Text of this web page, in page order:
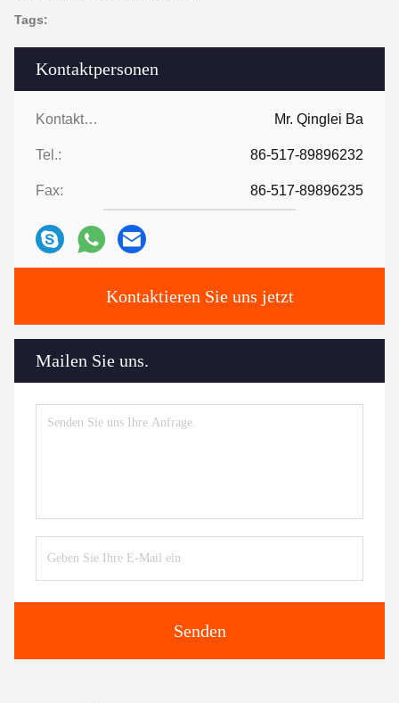
Kontaktpersonen
Kontaktpersonen: Mr. Qinglei Ba
Tel.: 86-517-89896232
Fax: 86-517-89896235
Kontaktieren Sie uns jetzt
Mailen Sie uns.
Senden
Tags: